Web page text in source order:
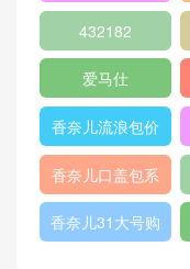
chanel中国官网
409487
chanel中国官网
包
432182
爱马仕
香奈儿流浪包价